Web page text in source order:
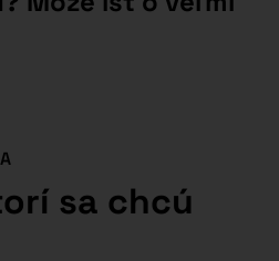
sa chcú